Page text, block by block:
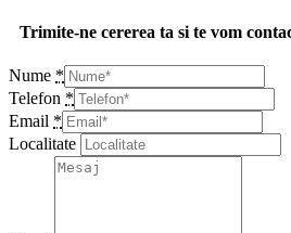
Trimite-ne cererea ta si te vom
Nume *
Telefon *
Email *
Localitate